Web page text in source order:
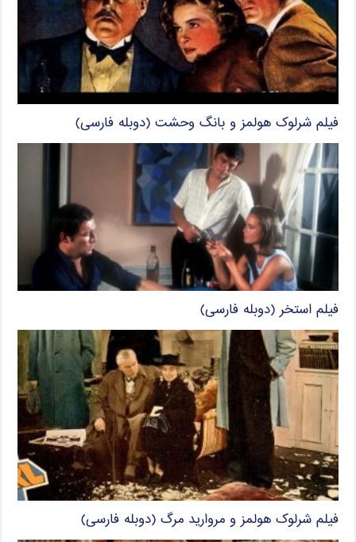
فیلم شرلوک هولمز و بانگ وحشت (دوبله فارسی)
فیلم استخر (دوبله فارسی)
فیلم شرلوک هولمز و مروارید مرگ (دوبله فارسی)